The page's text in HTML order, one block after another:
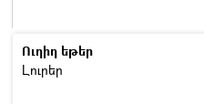
Ուղիղ եթեր
Լուրեր